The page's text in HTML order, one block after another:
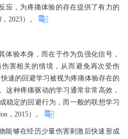
应，为疼痛体验的存在提供了有力的
，2023）。
体验本身，而在于作为负强化信号，
害相关的情境，从而避免再次受伤
快速的回避学习被视为疼痛体验存在的
这种疼痛驱动的学习通常非常高效，
稳定的回避行为，而一般的联想学习
，2015）。
能够在经历少量伤害刺激后快速形成